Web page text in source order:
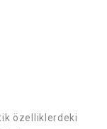
özelliklerdeki